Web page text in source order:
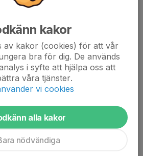
för nya träningsveckor och ser fram
28 mar 2023
att köra igång serien i april!
kakor
av kakor (cookies) för att vår
bra för dig. De används
i syfte att hjälpa oss att
våra tjänster.
vi cookies
alla kakor
nödvändiga